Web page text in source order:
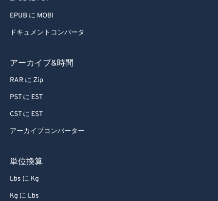
EPUB に MOBI
ドキュメントコンバータ
アーカイブ&時間
RAR に Zip
PST に EST
CST に EST
アーカイブコンバーター
単位換算
Lbs に Kg
Kg に Lbs